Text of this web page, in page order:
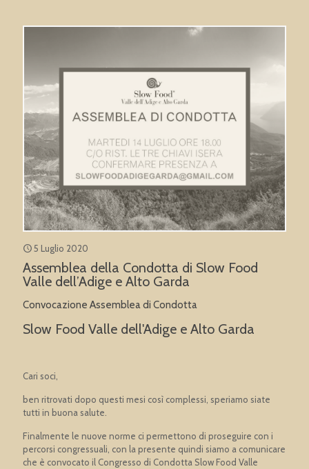
5 Luglio 2020
Assemblea della Condotta di Slow Food
Valle dell’Adige e Alto Garda
Convocazione Assemblea di Condotta
Slow Food Valle dell'Adige e Alto Garda
Cari soci,
ben ritrovati dopo questi mesi così complessi, speriamo siate
tutti in buona salute.
Finalmente le nuove norme ci permettono di proseguire con i
percorsi congressuali, con la presente quindi siamo a comunicare
che è convocato il Congresso di Condotta Slow Food Valle